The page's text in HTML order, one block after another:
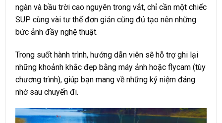
ngàn và bầu trời cao nguyên trong vắt, chỉ cần một chiếc
SUP cùng vài tư thế đơn giản cũng đủ tạo nên những
bức ảnh đầy nghệ thuật.
Trong suốt hành trình, hướng dẫn viên sẽ hỗ trợ ghi lại
những khoảnh khắc đẹp bằng máy ảnh hoặc flycam (tùy
chương trình), giúp bạn mang về những kỷ niệm đáng
nhớ sau chuyến đi.